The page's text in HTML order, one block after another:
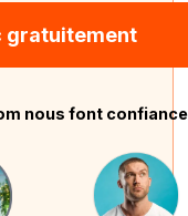
gratuitement
nous font confiance